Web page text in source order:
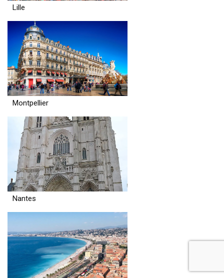
Lille
Montpellier
Nantes